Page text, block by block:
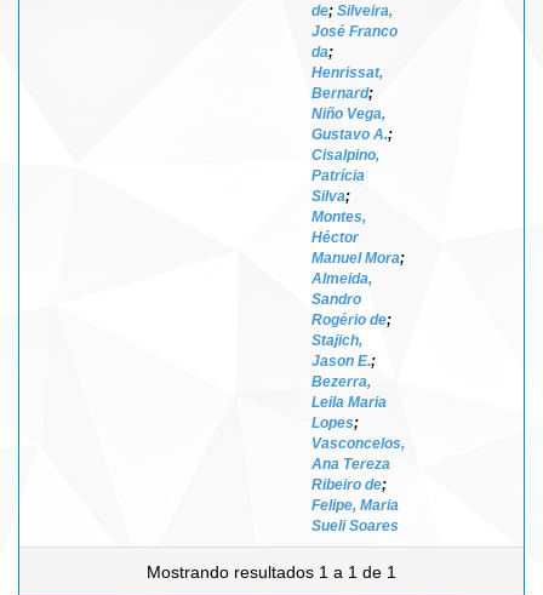
de; Silveira,
José Franco
da;
Henrissat,
Bernard;
Niño Vega,
Gustavo A.;
Cisalpino,
Patrícia
Silva;
Montes,
Héctor
Manuel Mora;
Almeida,
Sandro
Rogério de;
Stajich,
Jason E.;
Bezerra,
Leila Maria
Lopes;
Vasconcelos,
Ana Tereza
Ribeiro de;
Felipe, Maria
Sueli Soares
Mostrando resultados 1 a 1 de 1